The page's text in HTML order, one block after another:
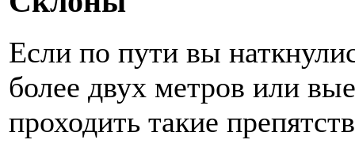
Если по пути вы
более двух метров или
проходить такие